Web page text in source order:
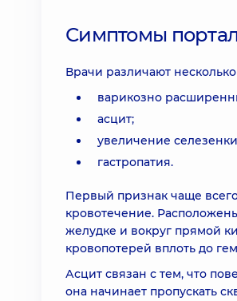
Симптомы
Врачи различают
варикозно
асцит;
увеличение
гастропатия.
Первый признак чаще
кровотечение.
желудке и вокруг прямой
кровопотерей вплоть до
Асцит связан с тем, что
она начинает пропускать